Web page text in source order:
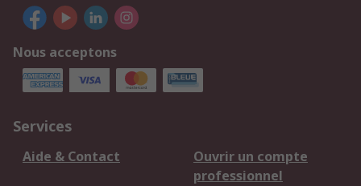
Nous acceptons
Services
Aide & Contact
Ouvrir un compte
professionnel